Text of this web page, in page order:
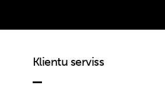
Klientu serviss